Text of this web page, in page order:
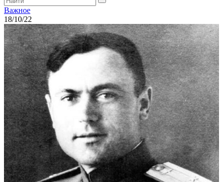
Важное
18/10/22